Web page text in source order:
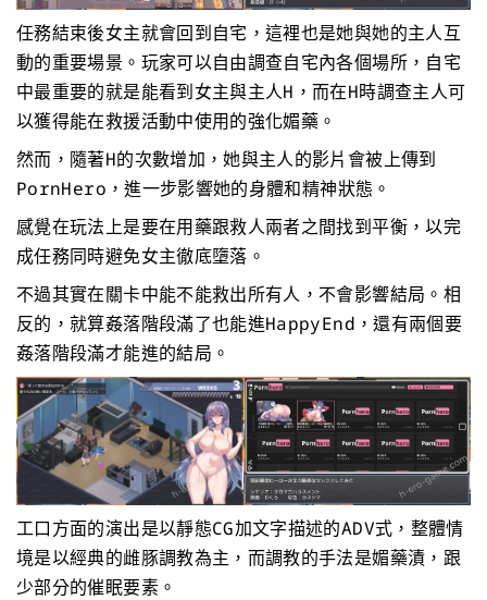
任務結束後女主就會回到自宅，這裡也是她與她的主人互
動的重要場景。玩家可以自由調查自宅內各個場所，自宅
中最重要的就是能看到女主與主人H，而在H時調查主人可
以獲得能在救援活動中使用的強化媚藥。
然而，隨著H的次數增加，她與主人的影片會被上傳到
PornHero，進一步影響她的身體和精神狀態。
感覺在玩法上是要在用藥跟救人兩者之間找到平衡，以完
成任務同時避免女主徹底墮落。
不過其實在關卡中能不能救出所有人，不會影響結局。相
反的，就算姦落階段滿了也能進HappyEnd，還有兩個要
姦落階段滿才能進的結局。
工口方面的演出是以靜態CG加文字描述的ADV式，整體情
境是以經典的雌豚調教為主，而調教的手法是媚藥漬，跟
少部分的催眠要素。